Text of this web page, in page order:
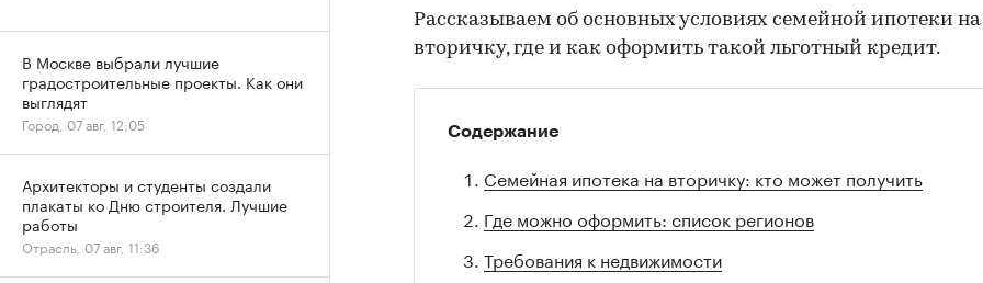
Рассказываем об основных условиях семейной ипотеки на
вторичку, где и как оформить такой льготный кредит.
Содержание
Семейная ипотека на вторичку: кто может получить
Где можно оформить: список регионов
Требования к недвижимости
В Москве выбрали лучшие
градостроительные проекты. Как они
выглядят
Город, 07 авг, 12:05
Архитекторы и студенты создали
плакаты ко Дню строителя. Лучшие
работы
Отрасль, 07 авг, 11:36